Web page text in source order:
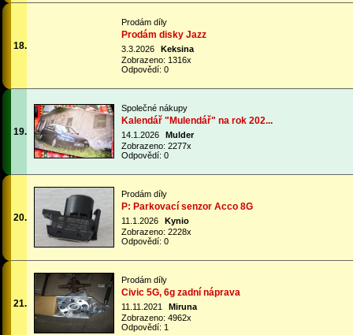
18.
Prodám díly
Prodám disky Jazz
3.3.2026
Keksina
Zobrazeno: 1316x
Odpovědí: 0
19.
Společné nákupy
Kalendář "Mulendář" na rok 202...
14.1.2026
Mulder
Zobrazeno: 2277x
Odpovědí: 0
20.
Prodám díly
P: Parkovací senzor Acco 8G
11.1.2026
Kynio
Zobrazeno: 2228x
Odpovědí: 0
21.
Prodám díly
Civic 5G, 6g zadní náprava
11.11.2021
Miruna
Zobrazeno: 4962x
Odpovědí: 1